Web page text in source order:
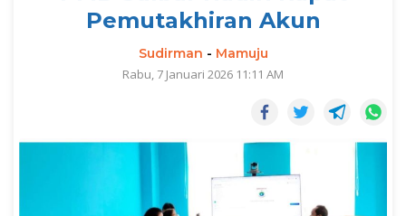
Pemutakhiran Akun
Sudirman - Mamuju
Rabu, 7 Januari 2026 11:11 AM